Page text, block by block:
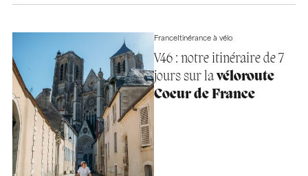
FranceItinérance à vélo
V46 : notre itinéraire de 7
jours sur lavéloroute
Coeur de France